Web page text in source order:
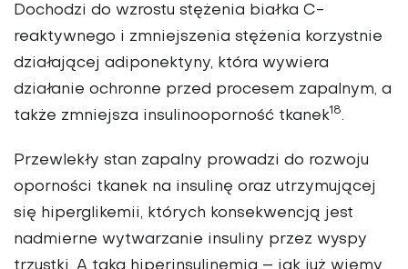
Dochodzi do wzrostu stężenia białka C-
reaktywnego i zmniejszenia stężenia korzystnie
działającej adiponektyny, która wywiera
działanie ochronne przed procesem zapalnym, a
także zmniejsza insulinooporność tka­nek18.
Przewlekły stan zapalny prowadzi do rozwoju
oporności tkanek na insulinę oraz utrzymu­jącej
się hiperglikemii, których konsekwencją jest
nadmierne wytwarzanie insuliny przez wyspy
trzustki. A taka hiperinsuline­mia – jak już wiemy